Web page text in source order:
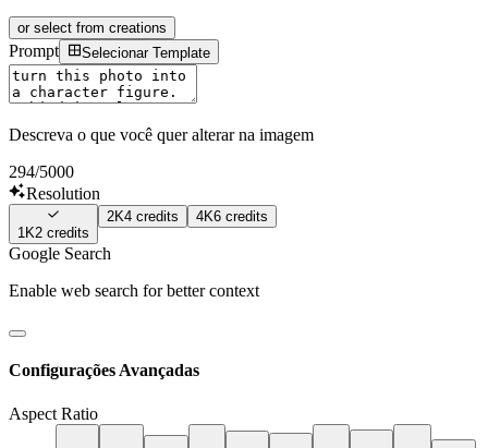
or select from creations
Prompt Selecionar Template
Descreva o que você quer alterar na imagem
294/5000
Resolution
1K2 credits
2K4 credits 4K6 credits
Google Search
Enable web search for better context
Configurações Avançadas
Aspect Ratio